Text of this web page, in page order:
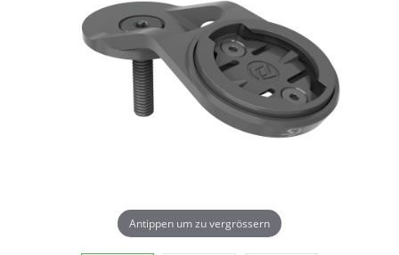
Antippen um zu vergrössern